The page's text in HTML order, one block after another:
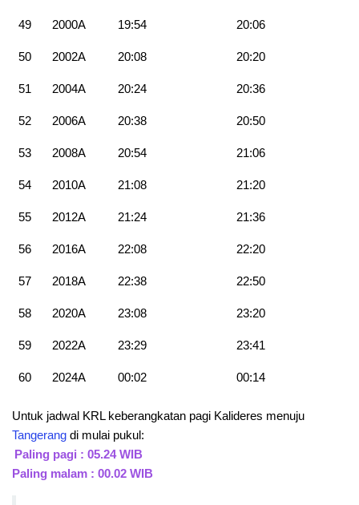
49 2000A 19:54 20:06
50 2002A 20:08 20:20
51 2004A 20:24 20:36
52 2006A 20:38 20:50
53 2008A 20:54 21:06
54 2010A 21:08 21:20
55 2012A 21:24 21:36
56 2016A 22:08 22:20
57 2018A 22:38 22:50
58 2020A 23:08 23:20
59 2022A 23:29 23:41
60 2024A 00:02 00:14
Untuk jadwal KRL keberangkatan pagi Kalideres menuju
Tangerang di mulai pukul:
Paling pagi : 05.24 WIB
Paling malam : 00.02 WIB